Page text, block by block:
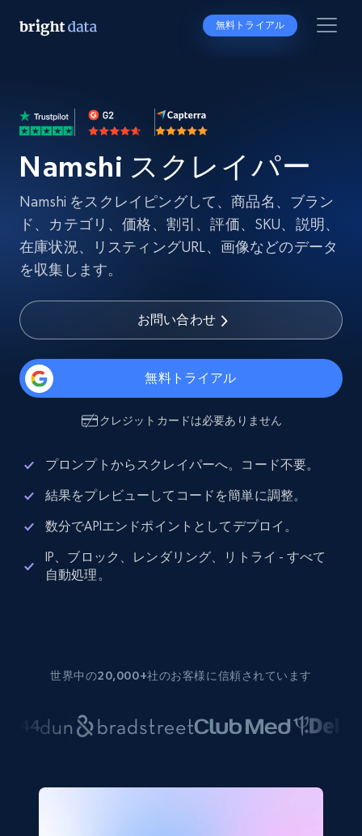
無料トライアル
Namshi スクレイパー
Namshi をスクレイピングして、商品名、ブラン
ド、カテゴリ、価格、割引、評価、SKU、説明、
在庫状況、リスティングURL、画像などのデータ
を収集します。
お問い合わせ
無料トライアル
クレジットカードは必要ありません
プロンプトからスクレイパーへ。コード不要。
結果をプレビューしてコードを簡単に調整。
数分でAPIエンドポイントとしてデプロイ。
IP、ブロック、レンダリング、リトライ - すべて
自動処理。
世界中の20,000+社のお客様に信頼されています